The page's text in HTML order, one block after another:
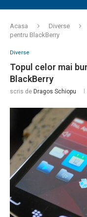
Acasa Diverse
pentru BlackBerry
Diverse
Topul celor mai
BlackBerry
scris de Dragos Schiopu